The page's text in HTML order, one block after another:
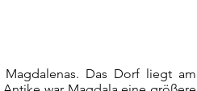
Das Dorf liegt am